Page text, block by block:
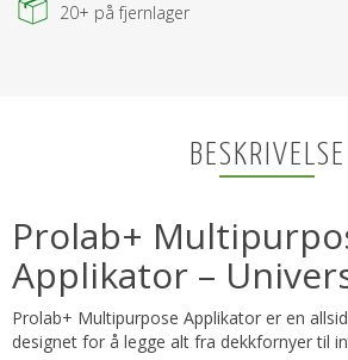
20+ på fjernlager
BESKRIVELSE
Prolab+
Applikator –
Prolab+ Multipurpose Applikator er en
designet for å legge alt fra dekkfornyer til